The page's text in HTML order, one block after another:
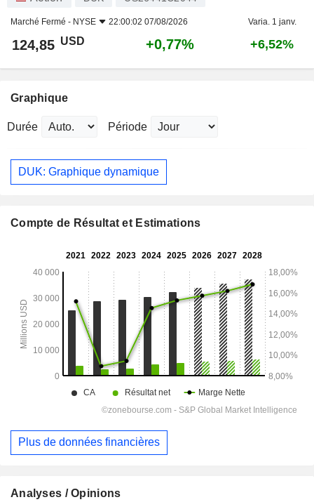
Marché Fermé - NYSE 22:00:02 07/08/2026 Varia. 1 janv.
124,85 USD +0,77% +6,52%
Graphique
Durée Période
DUK: Graphique dynamique
Compte de Résultat et Estimations
Plus de données financières
Analyses / Opinions